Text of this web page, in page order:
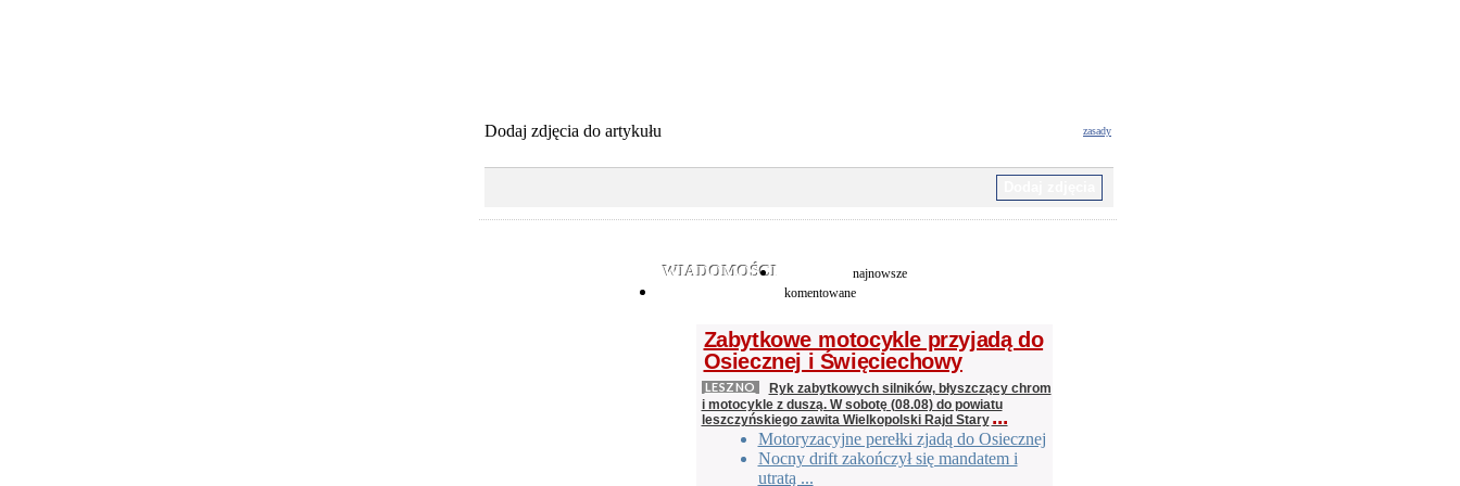
Dodaj zdjęcia do artykułu zasady
WIADOMOŚCI
najnowsze
komentowane
Zabytkowe motocykle przyjadą do
Osiecznej i Święciechowy
LESZNO
Ryk zabytkowych silników, błyszczący chrom
i motocykle z duszą. W sobotę (08.08) do powiatu
leszczyńskiego zawita Wielkopolski Rajd Stary...
Motoryzacyjne perełki zjadą do Osiecznej
Nocny drift zakończył się mandatem i
utratą ...